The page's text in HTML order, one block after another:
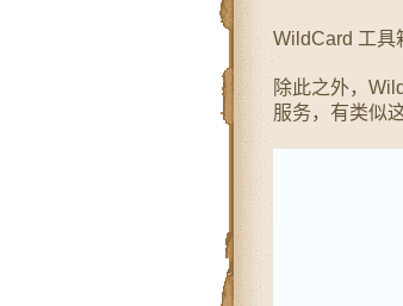
WildCard 工具
除此之外，
服务，有类似